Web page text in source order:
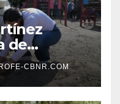
de
Parque 5
CBNR.COM